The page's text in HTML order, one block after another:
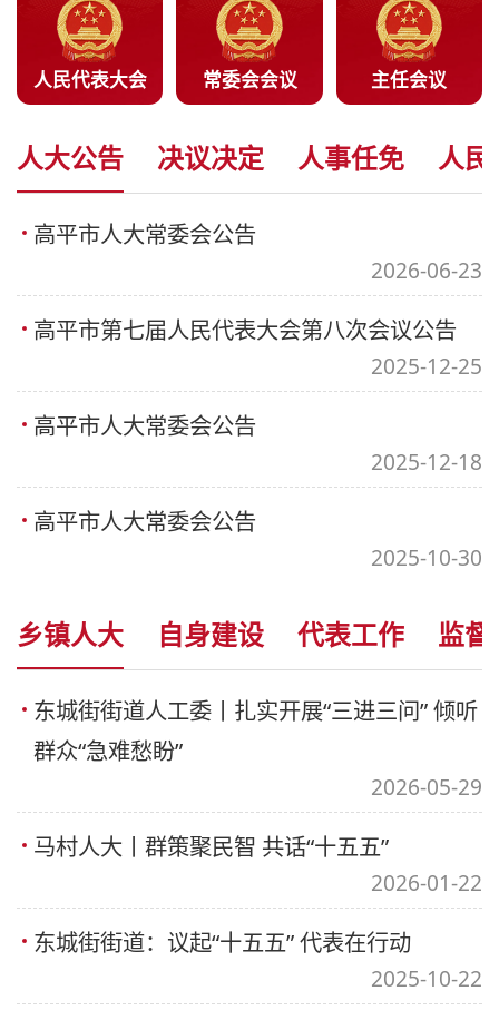
人民代表大会 常委会会议 主任会议
人大公告 决议决定 人事任免 人民
高平市人大常委会公告
2026-06-23
高平市第七届人民代表大会第八次会议公告
2025-12-25
高平市人大常委会公告
2025-12-18
高平市人大常委会公告
2025-10-30
乡镇人大 自身建设 代表工作 监
东城街街道人工委丨扎实开展“三进三问” 倾听
群众“急难愁盼”
2026-05-29
马村人大丨群策聚民智 共话“十五五”
2026-01-22
东城街街道：议起“十五五” 代表在行动
2025-10-22